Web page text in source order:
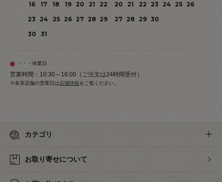
16
17 18 19 20 21
22
23
24 25 26 27 28 29
30
31
20
21 22 23 24 25
26
27 28 29 30
・・・休業日
営業時間：10:30～16:00（ご注文は24時間受付）
※各実店舗の営業日は 店舗情報をご覧ください。
カテゴリ
お取り寄せについて